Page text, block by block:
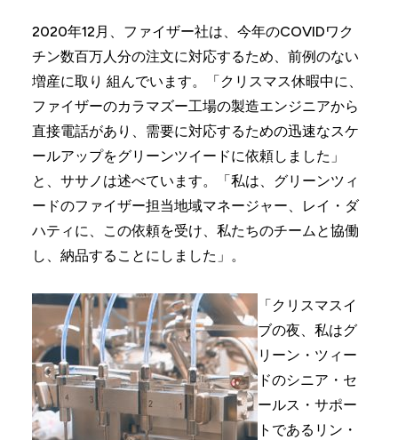
2020年12月、ファイザー社は、今年のCOVIDワク
チン数百万人分の注文に対応するため、前例のない
増産に取り 組んでいます。「クリスマス休暇中に、
ファイザーのカラマズー工場の製造エンジニアから
直接電話があり、需要に対応するための迅速なスケ
ールアップをグリーンツイードに依頼しました」
と、ササノは述べています。「私は、グリーンツィ
ードのファイザー担当地域マネージャー、レイ・ダ
ハティに、この依頼を受け、私たちのチームと協働
し、納品することにしました」。
「クリスマスイ
ブの夜、私はグ
リーン・ツィー
ドのシニア・セ
ールス・サポー
トであるリン・